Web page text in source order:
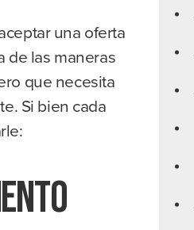
una oferta
de las maneras
que necesita
Si bien cada